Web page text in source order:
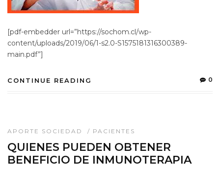
[pdf-embedder url=”https://sochom.cl/wp-
content/uploads/2019/06/1-s2.0-S1575181316300389-
main.pdf”]
CONTINUE READING 0
APORTE SOCIEDAD / PACIENTES
QUIENES PUEDEN OBTENER
BENEFICIO DE INMUNOTERAPIA